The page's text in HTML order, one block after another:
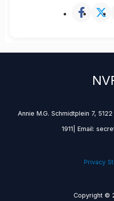
Annie M.G. Schmidtplein 7,
1911| Email:
Privacy
Copyright ©